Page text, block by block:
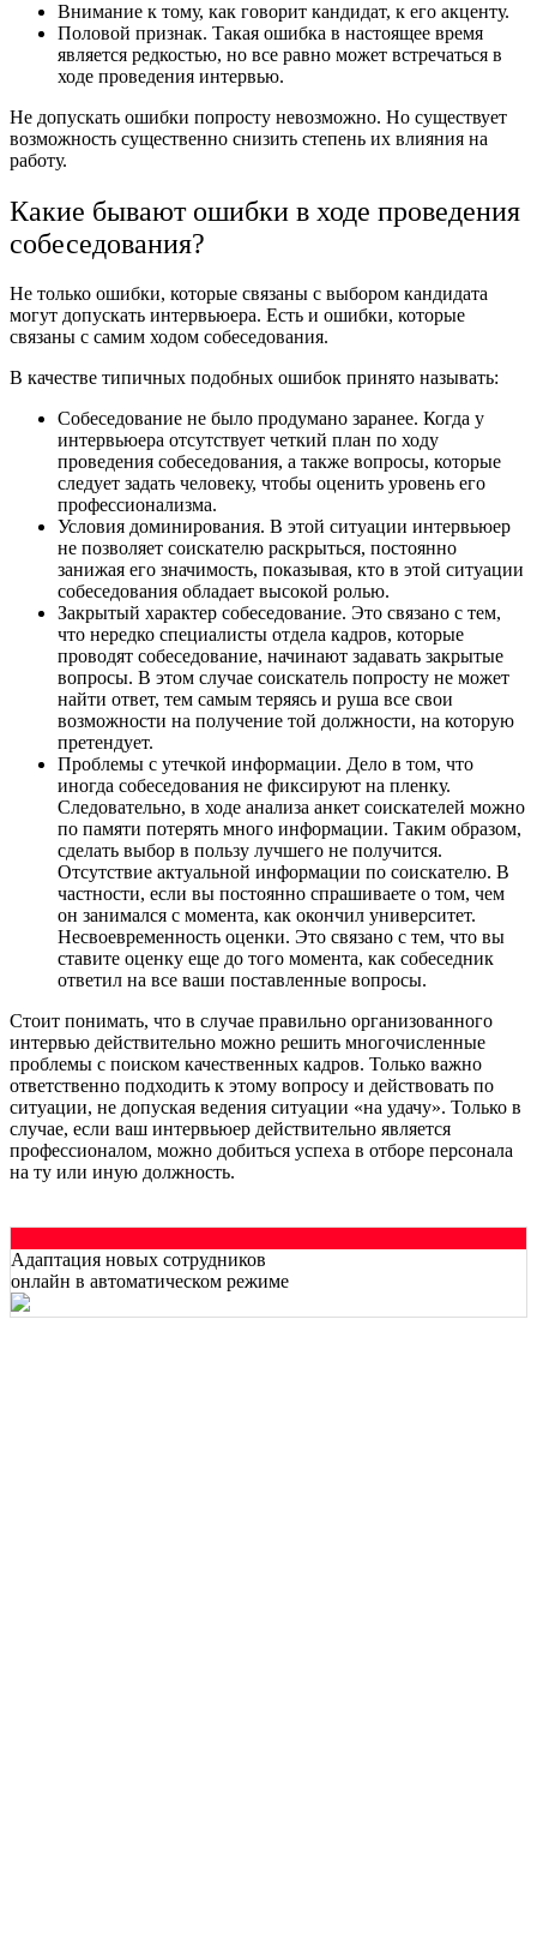
Внимание к тому, как говорит кандидат, к его акценту.
Половой признак. Такая ошибка в настоящее время
является редкостью, но все равно может встречаться в
ходе проведения интервью.
Не допускать ошибки попросту невозможно. Но существует
возможность существенно снизить степень их влияния на
работу.
Какие бывают ошибки в ходе проведения
собеседования?
Не только ошибки, которые связаны с выбором кандидата
могут допускать интервьюера. Есть и ошибки, которые
связаны с самим ходом собеседования.
В качестве типичных подобных ошибок принято называть:
Собеседование не было продумано заранее. Когда у
интервьюера отсутствует четкий план по ходу
проведения собеседования, а также вопросы, которые
следует задать человеку, чтобы оценить уровень его
профессионализма.
Условия доминирования. В этой ситуации интервьюер
не позволяет соискателю раскрыться, постоянно
занижая его значимость, показывая, кто в этой ситуации
собеседования обладает высокой ролью.
Закрытый характер собеседование. Это связано с тем,
что нередко специалисты отдела кадров, которые
проводят собеседование, начинают задавать закрытые
вопросы. В этом случае соискатель попросту не может
найти ответ, тем самым теряясь и руша все свои
возможности на получение той должности, на которую
претендует.
Проблемы с утечкой информации. Дело в том, что
иногда собеседования не фиксируют на пленку.
Следовательно, в ходе анализа анкет соискателей можно
по памяти потерять много информации. Таким образом,
сделать выбор в пользу лучшего не получится.
Отсутствие актуальной информации по соискателю. В
частности, если вы постоянно спрашиваете о том, чем
он занимался с момента, как окончил университет.
Несвоевременность оценки. Это связано с тем, что вы
ставите оценку еще до того момента, как собеседник
ответил на все ваши поставленные вопросы.
Стоит понимать, что в случае правильно организованного
интервью действительно можно решить многочисленные
проблемы с поиском качественных кадров. Только важно
ответственно подходить к этому вопросу и действовать по
ситуации, не допуская ведения ситуации «на удачу». Только в
случае, если ваш интервьюер действительно является
профессионалом, можно добиться успеха в отборе персонала
на ту или иную должность.
Адаптация новых сотрудников
онлайн в автоматическом режиме